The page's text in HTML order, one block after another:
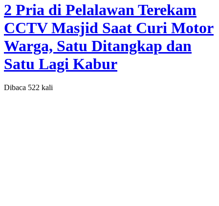
2 Pria di Pelalawan Terekam
CCTV Masjid Saat Curi Motor
Warga, Satu Ditangkap dan
Satu Lagi Kabur
Dibaca 522 kali